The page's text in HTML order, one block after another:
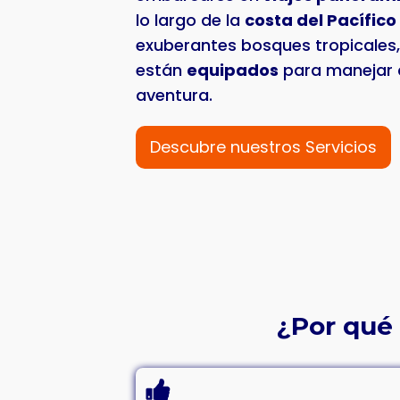
lo largo de la costa del Pacífico
exuberantes bosques
están equipados para manejar
aventura.
Descubre nuestros Servicios
¿Por